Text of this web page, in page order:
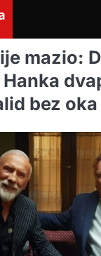
mazio:
bez oka